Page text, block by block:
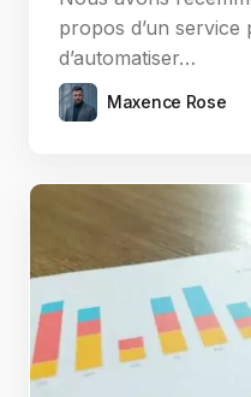
propos d’un
d’automatiser…
Maxence Rose